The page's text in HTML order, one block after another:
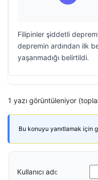
Filipinler şiddetli
depremin ardından ilk
yaşanmadığı belirtildi.
1 yazı görüntüleniyor
Bu konuyu yanıtlamak için
Kullanıcı adı: